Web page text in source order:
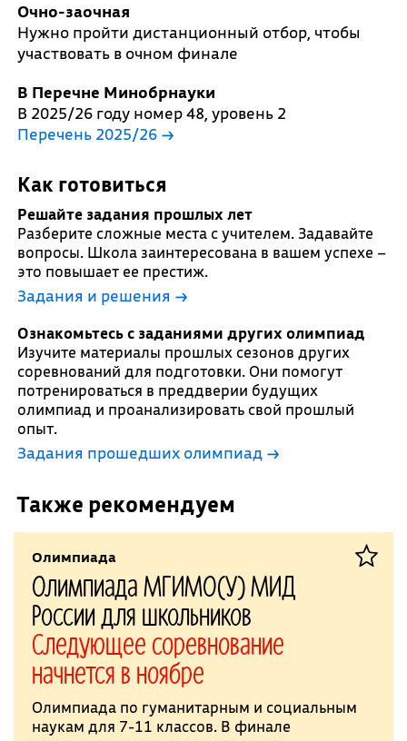
Очно-заочная
Нужно пройти дистанционный отбор, чтобы
участвовать в очном финале
В Перечне Минобрнауки
В 2025/26 году номер 48, уровень 2
Перечень 2025/26 →
Как готовиться
Решайте задания прошлых лет
Разберите сложные места с учителем. Задавайте
вопросы. Школа заинтересована в вашем успехе –
это повышает ее престиж.
Задания и решения →
Ознакомьтесь с заданиями других олимпиад
Изучите материалы прошлых сезонов других
соревнований для подготовки. Они помогут
потренироваться в преддверии будущих
олимпиад и проанализировать свой прошлый
опыт.
Задания прошедших олимпиад →
Также рекомендуем
Олимпиада
Олимпиада МГИМО(У) МИД
России для школьников
Следующее соревнование
начнется в ноябре
Олимпиада по гуманитарным и социальным
наукам для 7-11 классов. В финале